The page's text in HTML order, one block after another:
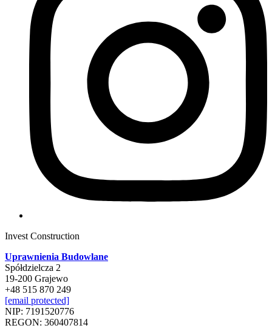
Invest Construction
Uprawnienia Budowlane
Spółdzielcza 2
19-200 Grajewo
+48 515 870 249
[email protected]
NIP: 7191520776
REGON: 360407814